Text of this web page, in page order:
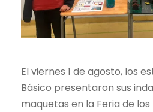
El viernes 1 de agosto, los
Básico presentaron sus
maquetas en la Feria de